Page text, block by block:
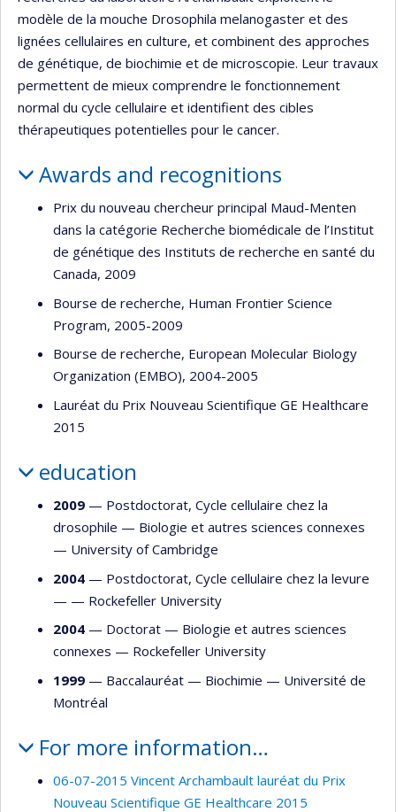
modèle de la mouche Drosophila melanogaster et des
lignées cellulaires en culture, et combinent des approches
de génétique, de biochimie et de microscopie. Leur travaux
permettent de mieux comprendre le fonctionnement
normal du cycle cellulaire et identifient des cibles
thérapeutiques potentielles pour le cancer.
Awards and recognitions
Prix du nouveau chercheur principal Maud-Menten
dans la catégorie Recherche biomédicale de l’Institut
de génétique des Instituts de recherche en santé du
Canada, 2009
Bourse de recherche, Human Frontier Science
Program, 2005-2009
Bourse de recherche, European Molecular Biology
Organization (EMBO), 2004-2005
Lauréat du Prix Nouveau Scientifique GE Healthcare
2015
education
2009 — Postdoctorat, Cycle cellulaire chez la
drosophile — Biologie et autres sciences connexes
— University of Cambridge
2004 — Postdoctorat, Cycle cellulaire chez la levure
— — Rockefeller University
2004 — Doctorat — Biologie et autres sciences
connexes — Rockefeller University
1999 — Baccalauréat — Biochimie — Université de
Montréal
For more information…
06-07-2015 Vincent Archambault lauréat du Prix
Nouveau Scientifique GE Healthcare 2015